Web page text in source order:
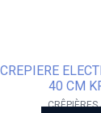
CREPIERE
40 CM
CRÊPIÈRES